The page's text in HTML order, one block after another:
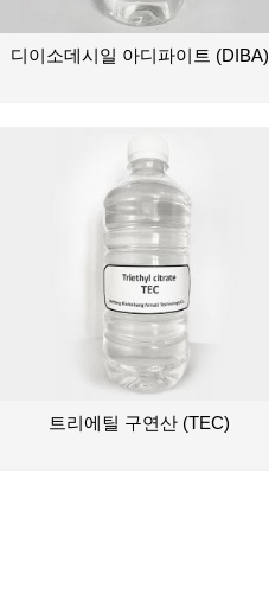
디이소데시일 아디파이트 (DIBA)
트리에틸 구연산 (TEC)